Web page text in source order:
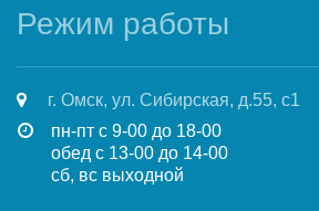
Режим работы
г. Омск, ул. Сибирская, д.55, с1
пн-пт с 9-00 до 18-00
обед с 13-00 до 14-00
сб, вс выходной